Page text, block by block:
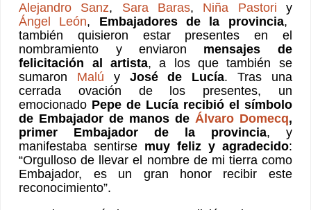
Alejandro Sanz, Sara Baras, Niña Pastori y
Ángel León, Embajadores de la provincia,
también quisieron estar presentes en el
nombramiento y enviaron mensajes de
felicitación al artista, a los que también se
sumaron Malú y José de Lucía. Tras una
cerrada ovación de los presentes, un
emocionado Pepe de Lucía recibió el símbolo
de Embajador de manos de Álvaro Domecq,
primer Embajador de la provincia, y
manifestaba sentirse muy feliz y agradecido:
“Orgulloso de llevar el nombre de mi tierra como
Embajador, es un gran honor recibir este
reconocimiento”.